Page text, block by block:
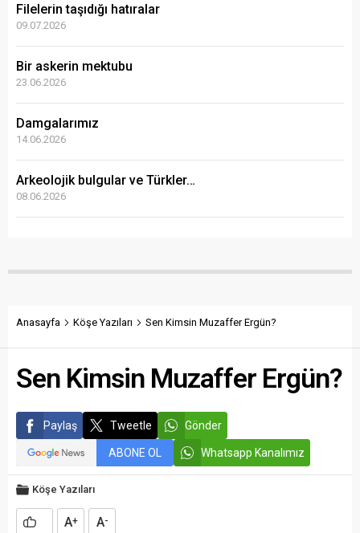
Filelerin taşıdığı hatıralar
09.07.2026
Bir askerin mektubu
23.06.2026
Damgalarımız
14.06.2026
Arkeolojik bulgular ve Türkler…
08.06.2026
Anasayfa Köşe Yazıları Sen Kimsin Muzaffer Ergün?
Sen Kimsin Muzaffer Ergün?
Paylaş Tweetle Gönder
ABONE OL Whatsapp Kanalımız
Köşe Yazıları
A+ A-